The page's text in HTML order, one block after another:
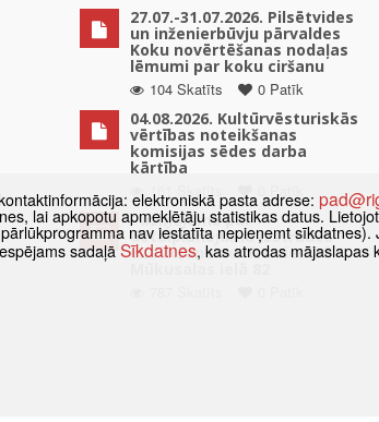
27.07.-31.07.2026. Pilsētvides
un inženierbūvju pārvaldes
Koku novērtēšanas nodaļas
lēmumi par koku ciršanu
104 Skatīts
0 Patīk
04.08.2026. Kultūrvēsturiskās
vērtības noteikšanas
komisijas sēdes darba
kārtība
161 Skatīts
0 Patīk
Paziņojums par
detālplānojuma izstrādes
uzsākšanu zemes vienībā
elektroniskā pasta adrese:
lai apkopotu apmeklētāju statistikas datus.
nav iestatīta nepieņemt
sadaļā Sīkdatnes, kas atrodas mājaslapas